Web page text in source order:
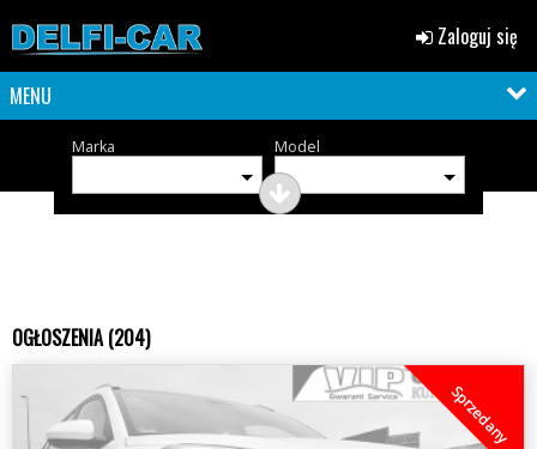
Zaloguj się
MENU
Marka Model
OGŁOSZENIA (204)
Sprzedany